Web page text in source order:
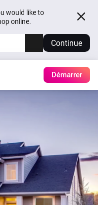
would like to
online.
Continue
Démarrer